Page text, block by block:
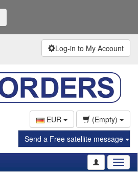
Log-in to My Account
EUR
(Empty)
Send a Free satellite message